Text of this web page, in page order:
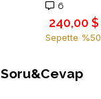
6
240,00 $
Sepette %50
Soru&Cevap